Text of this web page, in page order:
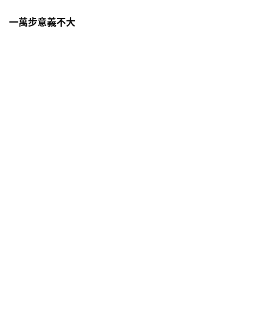
一萬步意義不大